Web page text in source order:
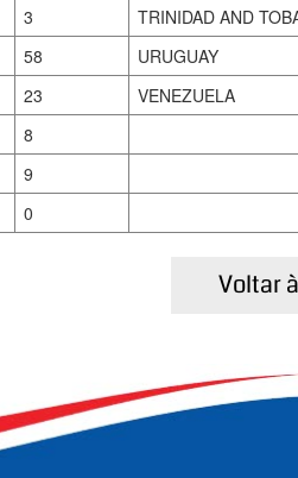
3 TRINIDAD AND
58 URUGUAY
23 VENEZUELA
8
9
0
Voltar